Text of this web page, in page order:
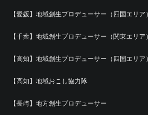
【愛媛】地域創生プロデューサー（四国エリア）
【千葉】地域創生プロデューサー（関東エリア）
【高知】地域創生プロデューサー（四国エリア）
【高知】地域おこし協力隊
【長崎】地方創生プロデューサー